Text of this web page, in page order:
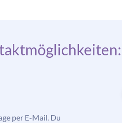
per E-Mail. Du